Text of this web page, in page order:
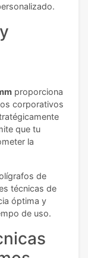
proporciona
corporativos
que tu
la
de
técnicas de
óptima y
de uso.